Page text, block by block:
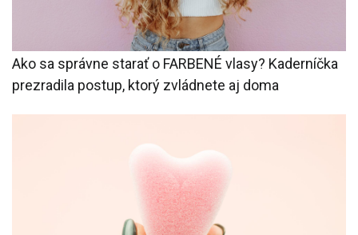
Ako sa správne starať o FARBENÉ vlasy? Kaderníčka
prezradila postup, ktorý zvládnete aj doma